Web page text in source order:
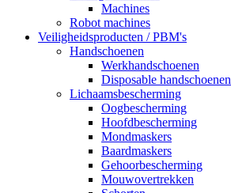
Machines
Robot machines
Veiligheidsproducten / PBM's
Handschoenen
Werkhandschoenen
Disposable handschoenen
Lichaamsbescherming
Oogbescherming
Hoofdbescherming
Mondmaskers
Baardmaskers
Gehoorbescherming
Mouwovertrekken